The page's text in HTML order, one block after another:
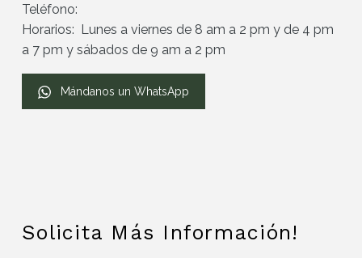
Teléfono:
Horarios: Lunes a viernes de 8 am a 2 pm y de 4 pm
a 7 pm y sábados de 9 am a 2 pm
Mándanos un WhatsApp
Solicita Más Información!